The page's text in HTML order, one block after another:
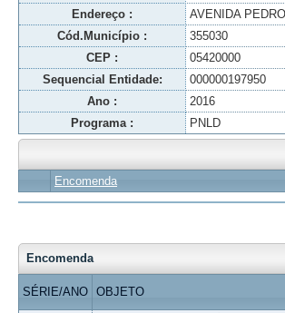
Endereço :
AVENIDA
Cód.Município :
355030
CEP :
05420000
Sequencial Entidade:
000000197950
Ano :
2016
Programa :
PNLD
Encomenda
Encomenda
SÉRIE/ANO OBJETO